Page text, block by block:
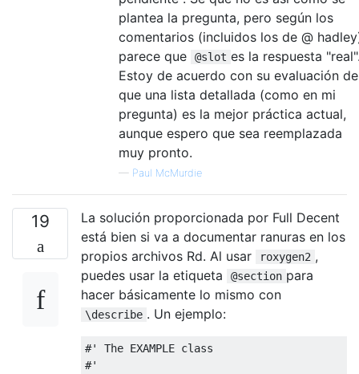
plantea la pregunta, pero según los
comentarios (incluidos los de @
parece que
@slot es la respuesta
Estoy de acuerdo con su evaluación de
que una lista detallada (como en mi
pregunta) es la mejor práctica actual,
aunque espero que sea reemplazada
muy pronto.
— Paul McMurdie
19
La solución proporcionada por Full Decent
está bien si va a documentar ranuras en los
propios archivos Rd. Al usar
roxygen2 ,
puedes usar la etiqueta
@section para
hacer básicamente lo mismo con
\describe . Un ejemplo:
#' The EXAMPLE class
#'